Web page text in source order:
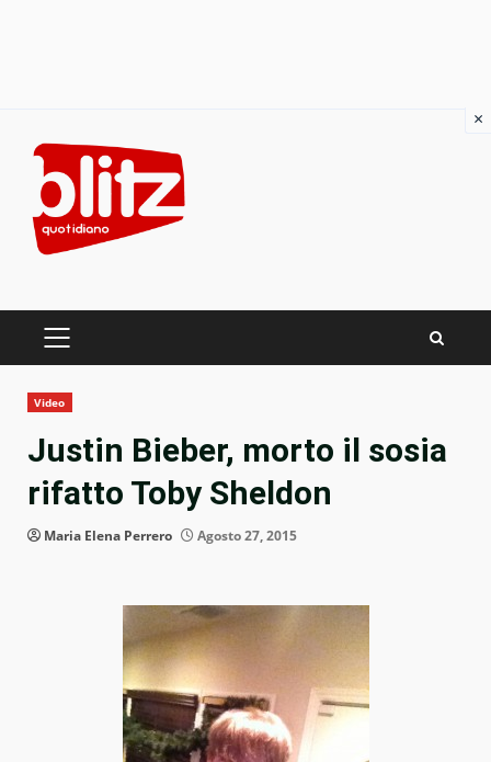
content
PRIMARY
Video
Justin Bieber, morto il sosia
rifatto Toby Sheldon
Maria Elena Perrero Agosto 27, 2015
×